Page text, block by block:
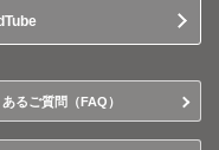
あるご質問（FAQ）